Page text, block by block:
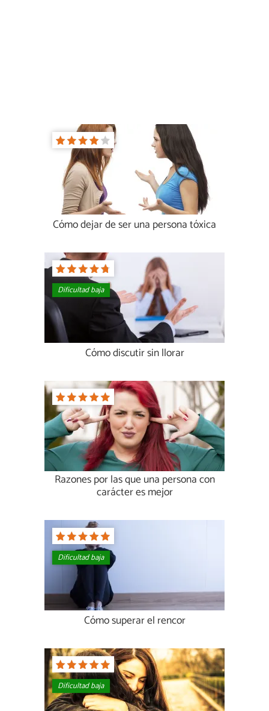
Cómo dejar de ser una persona tóxica
Dificultad baja
Cómo discutir sin llorar
Razones por las que una persona con
carácter es mejor
Dificultad baja
Cómo superar el rencor
Dificultad baja